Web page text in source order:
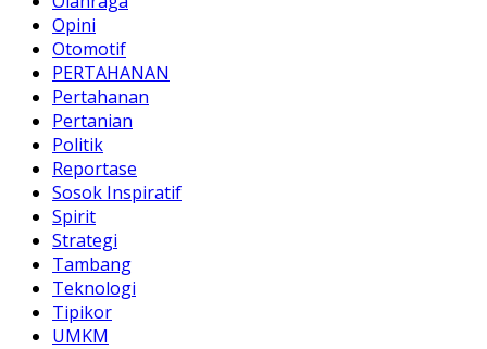
Opini
Otomotif
PERTAHANAN
Pertahanan
Pertanian
Politik
Reportase
Sosok Inspiratif
Spirit
Strategi
Tambang
Teknologi
Tipikor
UMKM